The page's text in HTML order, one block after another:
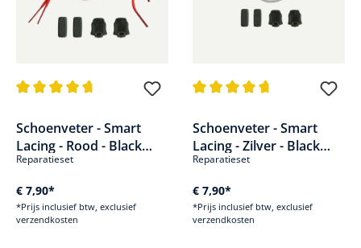
Schoenveter - Smart
Lacing - Rood - Black
Eagle Adventure 2.0 &
Reparatieset
€ 7,90*
*Prijs inclusief btw, exclusief
verzendkosten
Schoenveter - Smart
Lacing - Zilver - Black
Eagle Adventure
Reparatieset
€ 7,90*
*Prijs inclusief btw, exclusief
verzendkosten